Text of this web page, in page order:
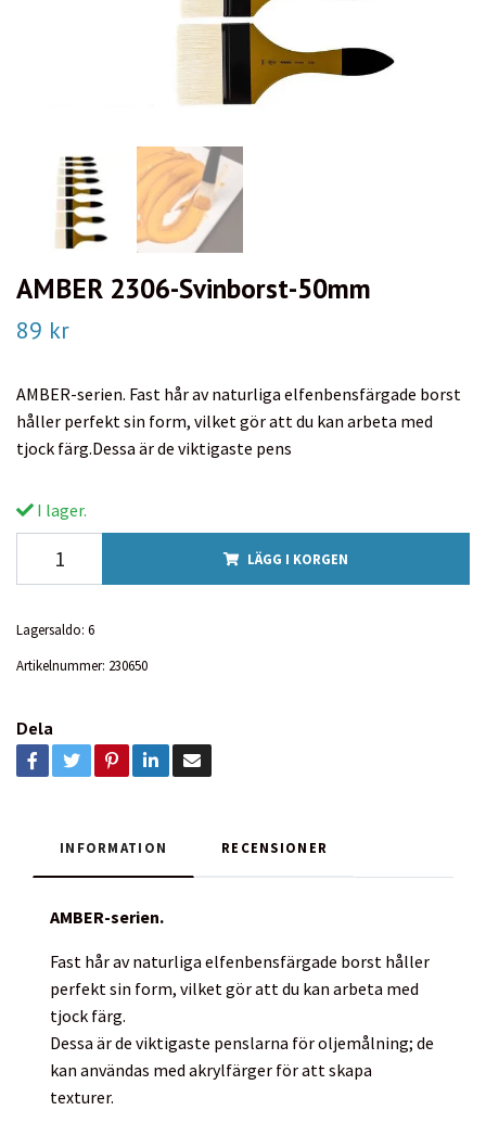
AMBER 2306-Svinborst-50mm
89 kr
AMBER-serien. Fast hår av naturliga elfenbensfärgade borst
håller perfekt sin form, vilket gör att du kan arbeta med
tjock färg.Dessa är de viktigaste pens
I lager.
LÄGG I KORGEN
Lagersaldo: 6
Artikelnummer: 230650
Dela
INFORMATION RECENSIONER
AMBER-serien.
Fast hår av naturliga elfenbensfärgade borst håller
perfekt sin form, vilket gör att du kan arbeta med
tjock färg.
Dessa är de viktigaste penslarna för oljemålning; de
kan användas med akrylfärger för att skapa
texturer.